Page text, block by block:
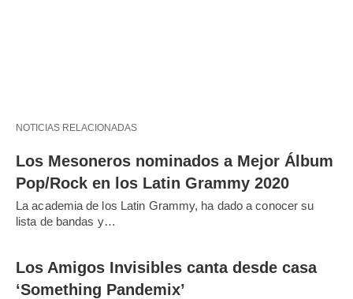
NOTICIAS RELACIONADAS
Los Mesoneros nominados a Mejor Álbum
Pop/Rock en los Latin Grammy 2020
La academia de los Latin Grammy, ha dado a conocer su
lista de bandas y…
Los Amigos Invisibles canta desde casa
‘Something Pandemix’